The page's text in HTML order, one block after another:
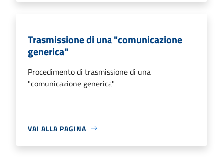
Trasmissione di una "comunicazione
generica"
Procedimento di trasmissione di una
"comunicazione generica"
VAI ALLA PAGINA